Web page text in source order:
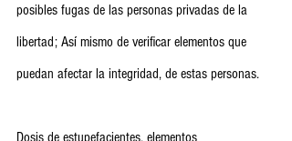
posibles fugas de las personas privadas de la
libertad; Así mismo de verificar elementos que
puedan afectar la integridad, de estas personas.